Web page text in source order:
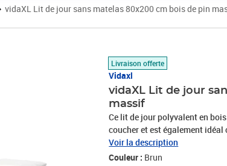
vidaXL Lit de jour sans matelas 80x200 cm bois de pin
Livraison offerte
Vidaxl
vidaXL Lit de jour
massif
Ce lit de jour polyvalent en
coucher et est également
parfaitement à vos différents
vous reposer. Bois de pin
Voir la description
Couleur : Brun
Prix 96,89€